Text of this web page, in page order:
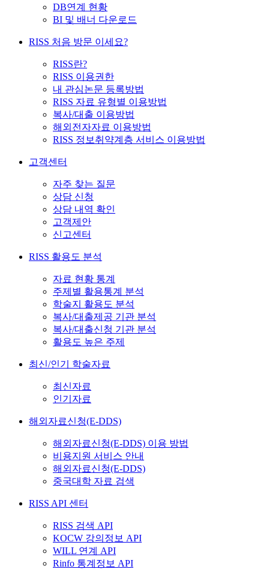
DB연계 현황
BI 및 배너 다운로드
RISS 처음 방문 이세요?
RISS란?
RISS 이용권한
내 관심논문 등록방법
RISS 자료 유형별 이용방법
복사/대출 이용방법
해외전자자료 이용방법
RISS 정보취약계층 서비스 이용방법
고객센터
자주 찾는 질문
상담 신청
상담 내역 확인
고객제안
신고센터
RISS 활용도 분석
자료 현황 통계
주제별 활용통계 분석
학술지 활용도 분석
복사/대출제공 기관 분석
복사/대출신청 기관 분석
활용도 높은 주제
최신/인기 학술자료
최신자료
인기자료
해외자료신청(E-DDS)
해외자료신청(E-DDS) 이용 방법
비용지원 서비스 안내
해외자료신청(E-DDS)
중국대학 자료 검색
RISS API 센터
RISS 검색 API
KOCW 강의정보 API
WILL 연계 API
Rinfo 통계정보 API